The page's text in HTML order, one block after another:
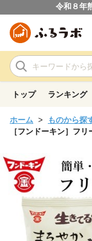
令和８年
トップ ランキング
ホーム ものから探
［フンドーキン］フ